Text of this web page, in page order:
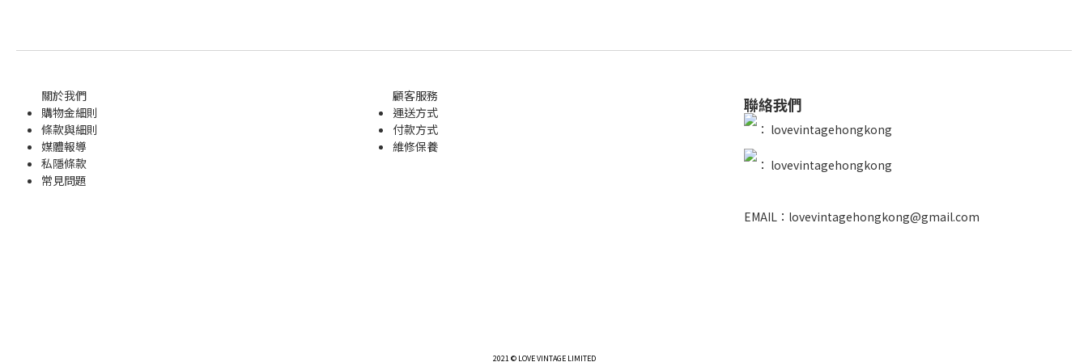
關於我們
購物金細則
條款與細則
媒體報導
私隱條款
常見問題
顧客服務
運送方式
付款方式
維修保養
聯絡我們
： lovevintagehongkong
： lovevintagehongkong
EMAIL：lovevintagehongkong@gmail.com
2021 © LOVE VINTAGE LIMITED